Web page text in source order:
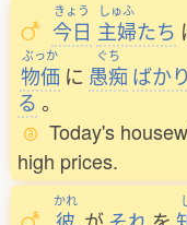
きょう
今日
しゅふ
主婦たち
ぶっか
物価 に
ぐち
愚痴ばかり
る 。
Today's
high prices.
かれ